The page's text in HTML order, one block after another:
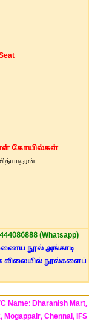
கோயில்கள்
(Whatsapp)
இணைய நூல் அங்காடி
விலையில் நூல்களைப்
Name: Dharanish Mart,
Chennai, IFS